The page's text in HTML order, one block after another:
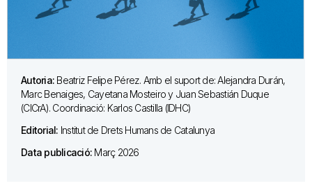
Autoria: Beatriz Felipe Pérez. Amb el suport de: Alejandra Durán,
Marc Benaiges, Cayetana Mosteiro y Juan Sebastián Duque
(CICrA). Coordinació: Karlos Castilla (IDHC)
Editorial: Institut de Drets Humans de Catalunya
Data publicació: Març 2026